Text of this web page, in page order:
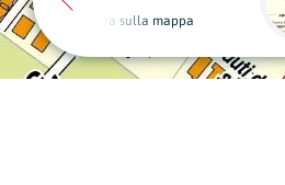
Mostra sulla mappa